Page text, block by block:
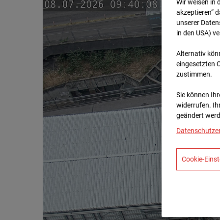
Wir weisen in
akzeptieren“
unserer
in den USA)
Alternativ
eingesetzten
zustimmen.
Sie können
widerrufen.
geändert
Cookie-